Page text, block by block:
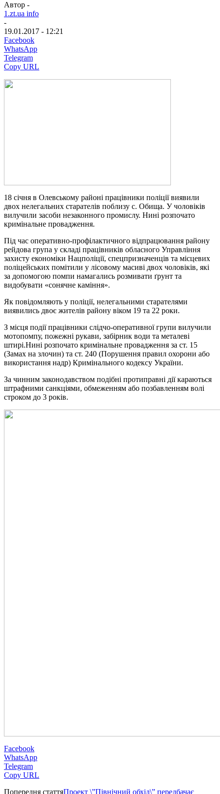
Автор -
1.zt.ua info
-
19.01.2017 - 12:21
Facebook
WhatsApp
Telegram
Copy URL
18 січня в Олевському районі працівники поліції виявили
двох нелегальних старателів поблизу с. Обища. У чоловіків
вилучили засоби незаконного промислу. Нині розпочато
кримінальне провадження.
Під час оперативно-профілактичного відпрацювання району
рейдова група у складі працівників обласного Управління
захисту економіки Нацполіції, спецпризначенців та місцевих
поліцейських помітили у лісовому масиві двох чоловіків, які
за допомогою помпи намагались розмивати ґрунт та
видобувати «сонячне каміння».
Як повідомляють у поліції, нелегальними старателями
виявились двоє жителів району віком 19 та 22 роки.
З місця події працівники слідчо-оперативної групи вилучили
мотопомпу, пожежні рукави, забірник води та металеві
штирі.Нині розпочато кримінальне провадження за ст. 15
(Замах на злочин) та ст. 240 (Порушення правил охорони або
використання надр) Кримінального кодексу України.
За чинним законодавством подібні протиправні дії караються
штрафними санкціями, обмеженням або позбавленням волі
строком до 3 років.
Facebook
WhatsApp
Telegram
Copy URL
Попередня статтяПроект \”Північний обхід\” передбачає